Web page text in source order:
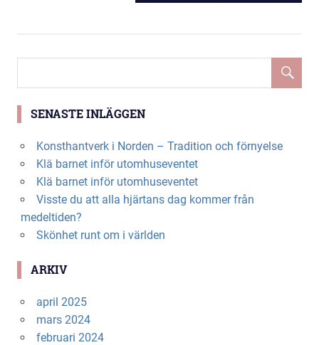
POST:
SENASTE INLÄGGEN
Konsthantverk i Norden – Tradition och förnyelse
Klä barnet inför utomhuseventet
Klä barnet inför utomhuseventet
Visste du att alla hjärtans dag kommer från
medeltiden?
Skönhet runt om i världen
ARKIV
april 2025
mars 2024
februari 2024